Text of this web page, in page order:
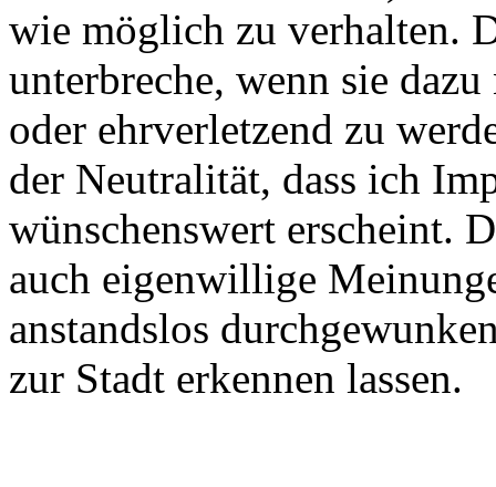
wie möglich zu verhalten.
unterbreche, wenn sie
oder ehrverletzend zu
der Neutralität, dass ich
wünschenswert erscheint.
auch eigenwillige
anstandslos
zur Stadt erkennen lassen.